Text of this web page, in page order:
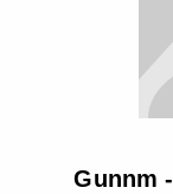
Gunnm